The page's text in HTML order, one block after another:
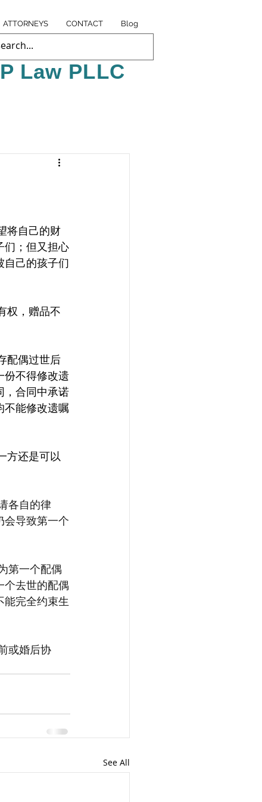
ATTORNEYS CONTACT Blog
Law PLLC
们；但又担心
自己的孩子们
份不得修改遗
，合同中承诺
不能修改遗嘱
各自的律
会导致第一个
第一个配偶
个去世的配偶
完全约束生
或婚后协
See All